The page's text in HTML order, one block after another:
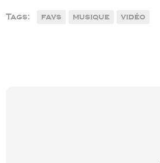
Tags: favs musique vidéo